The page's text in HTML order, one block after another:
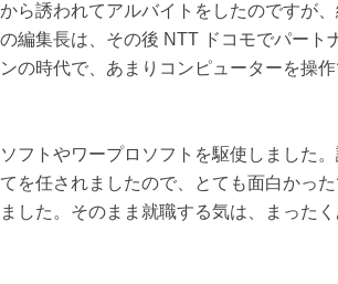
ら誘われてアルバイトをしたのですが
編集長は、その後 NTT ドコモでパート
の時代で、あまりコンピューターを操
フトやワープロソフトを駆使しました
を任されましたので、とても面白かっ
した。そのまま就職する気は、まった